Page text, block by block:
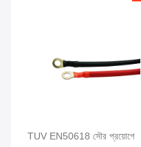
TUV EN50618 সৌর প্রয়োগে